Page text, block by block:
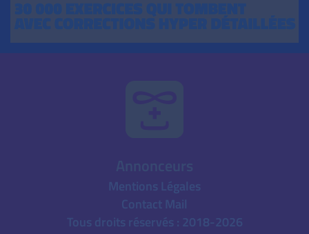
Mentions Légales
Contact Mail
Tous droits réservés : 2018-2026